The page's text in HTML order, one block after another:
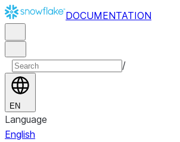
DOCUMENTATION
/
EN
Language
English